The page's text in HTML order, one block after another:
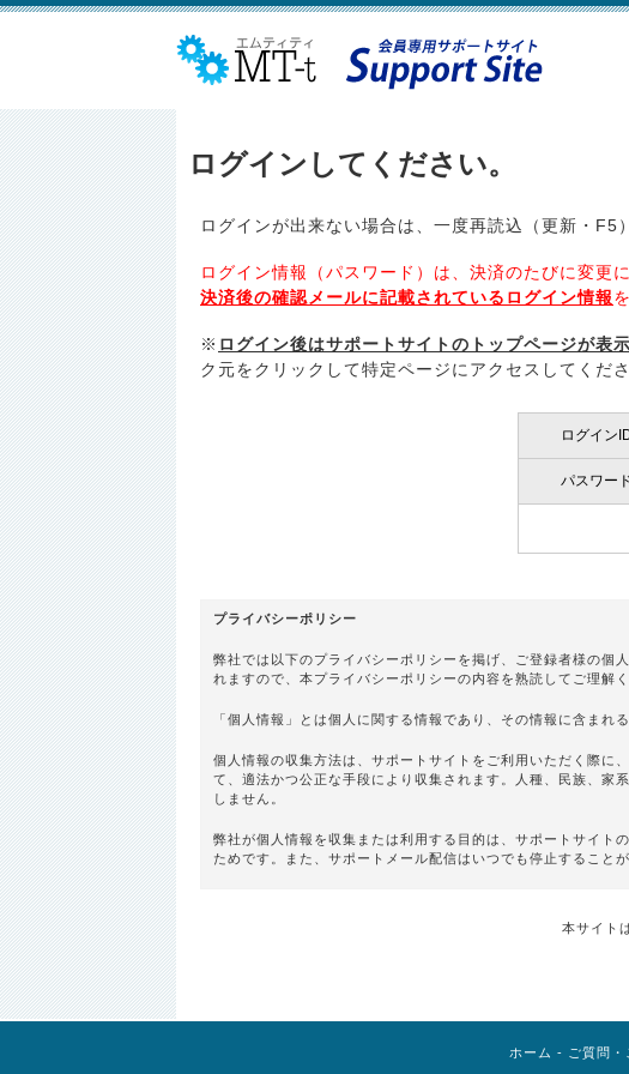
ログインしてください。
ログインが出来ない場合は、一度再読込（更新・F5
ログイン情報（パスワード）は、決済のたびに変更に
決済後の確認メールに記載されているログイン情報
※ ログイン後はサポートサイトのトップページが表
ク元をクリックして特定ページにアクセスしてくださ
ログイン
パスワー
プライバシーポリシー
弊社では以下のプライバシーポリシーを掲げ、ご登録者様の個
れますので、本プライバシーポリシーの内容を熟読してご理解く
「個人情報」とは個人に関する情報であり、その情報に含まれ
個人情報の収集方法は、サポートサイトをご利用いただく際に
て、適法かつ公正な手段により収集されます。人種、民族、家
しません。
弊社が個人情報を収集または利用する目的は、サポートサイト
ためです。また、サポートメール配信はいつでも停止することが
以下の場合には個人情報を第三者に開示することがあります。
・業務遂行に必要な限度で個人情報の取扱いを委託する場合
本サイト
ホーム - ご質問・